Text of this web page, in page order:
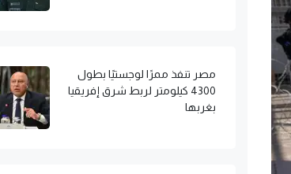
مصر تنفذ ممرًا لوجستيًا بطول
4300 كيلومتر لربط شرق إفريقيا
بغربها